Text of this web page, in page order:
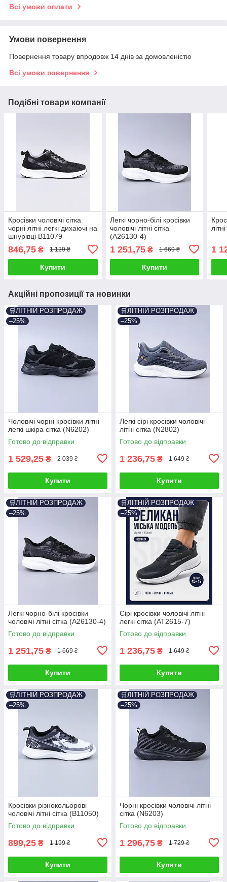
Всі умови оплати
Умови повернення
Повернення товару впродовж 14 днів за домовленістю
Всі умови повернення
Подібні товари компанії
Кросівки чоловічі сітка
чорні літні легкі дихаючі на
шнурівці B11079
846,75 ₴ 1 129 ₴
Купити
Легкі чорно-білі кросівки
чоловічі літні сітка
(A26130-4)
1 251,75₴ 1 669 ₴
Купити
1
Акційні пропозиції та новинки
🛒ЛІТНІЙ РОЗПРОДАЖ
–25%
Чоловічі чорні кросівки літні
легкі шкіра сітка (N6202)
Готово до відправки
1 529,25 ₴ 2 039 ₴
Купити
🛒ЛІТНІЙ РОЗПРОДАЖ
–25%
Легкі сірі кросівки чоловічі
літні сітка (N2802)
Готово до відправки
1 236,75 ₴ 1 649 ₴
Купити
🛒ЛІТНІЙ РОЗПРОДАЖ
–25%
Легкі чорно-білі кросівки
чоловічі літні сітка (A26130-4)
Готово до відправки
1 251,75 ₴ 1 669 ₴
Купити
🛒ЛІТНІЙ РОЗПРОДАЖ
–25%
Сірі кросівки чоловічі літні
легкі сітка (AT2615-7)
Готово до відправки
1 236,75 ₴ 1 649 ₴
Купити
🛒ЛІТНІЙ РОЗПРОДАЖ
–25%
Кросівки різнокольорові
чоловічі літні сітка (B11050)
Готово до відправки
899,25 ₴ 1 199 ₴
Купити
🛒ЛІТНІЙ РОЗПРОДАЖ
–25%
Чорні кросівки чоловічі літні
сітка (N6203)
Готово до відправки
1 296,75 ₴ 1 729 ₴
Купити